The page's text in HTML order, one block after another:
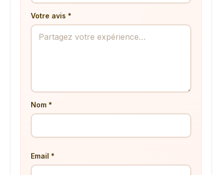
Votre avis *
Nom *
Email *